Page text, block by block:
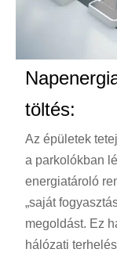
töltés:
Az épületek
a parkolókban
energiatároló
„saját
megoldást. Ez
hálózati